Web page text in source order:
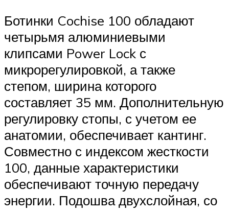
Ботинки Cochise 100 обладают
четырьмя алюминиевыми
клипсами Power Lock с
микрорегулировкой, а также
степом, ширина которого
составляет 35 мм. Дополнительную
регулировку стопы, с учетом ее
анатомии, обеспечивает кантинг.
Совместно с индексом жесткости
100, данные характеристики
обеспечивают точную передачу
энергии. Подошва двухслойная, со